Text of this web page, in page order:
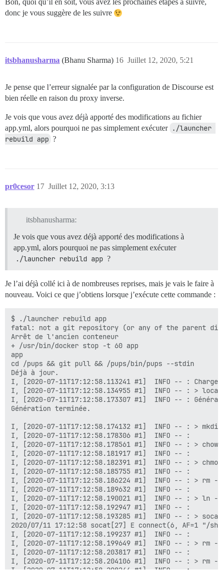
Bon, quoi qu’il en soit, vous avez les prochaines étapes à suivre,
donc je vous suggère de les suivre
itsbhanusharma (Bhanu Sharma) Juillet 12, 2020, 5:21
16
Je pense que l’erreur signalée par la configuration de Discourse est
bien réelle en raison du proxy inverse.
Je vois que vous avez déjà apporté des modifications au fichier
app.yml, alors pourquoi ne pas simplement exécuter ./launcher
rebuild app ?
pr0cesor Juillet 12, 2020, 3:13
17
itsbhanusharma:
Je vois que vous avez déjà apporté des modifications à
app.yml, alors pourquoi ne pas simplement exécuter
./launcher rebuild app ?
Je l’ai déjà collé ici à de nombreuses reprises, mais je vais le faire à
nouveau. Voici ce que j’obtiens lorsque j’exécute cette commande :
$ ./launcher rebuild app
fatal: not a git repository (or any of the parent
Arrêt de l'ancien conteneur
+ /usr/bin/docker stop -t 60 app
app
cd /pups && git pull && /pups/bin/pups --stdin
Déjà à jour.
I, [2020-07-11T17:12:58.113241 #1]  INFO -- :
I, [2020-07-11T17:12:58.134955 #1]  INFO -- : >
I, [2020-07-11T17:12:58.173307 #1]  INFO -- :
Génération terminée.
I, [2020-07-11T17:12:58.174132 #1]  INFO -- : >
I, [2020-07-11T17:12:58.178306 #1]  INFO -- :
I, [2020-07-11T17:12:58.178561 #1]  INFO -- : >
I, [2020-07-11T17:12:58.181917 #1]  INFO -- :
I, [2020-07-11T17:12:58.182391 #1]  INFO -- : >
I, [2020-07-11T17:12:58.185755 #1]  INFO -- :
I, [2020-07-11T17:12:58.186224 #1]  INFO -- : > rm
I, [2020-07-11T17:12:58.189632 #1]  INFO -- :
I, [2020-07-11T17:12:58.190021 #1]  INFO -- : > ln -
I, [2020-07-11T17:12:58.192947 #1]  INFO -- :
I, [2020-07-11T17:12:58.193285 #1]  INFO -- : >
2020/07/11 17:12:58 socat[27] E connect(6, AF=1 "/
I, [2020-07-11T17:12:58.199237 #1]  INFO -- :
I, [2020-07-11T17:12:58.199649 #1]  INFO -- : > rm
I, [2020-07-11T17:12:58.203817 #1]  INFO -- :
I, [2020-07-11T17:12:58.204106 #1]  INFO -- : > rm
I, [2020-07-11T17:12:58.208244 #1]  INFO -- :